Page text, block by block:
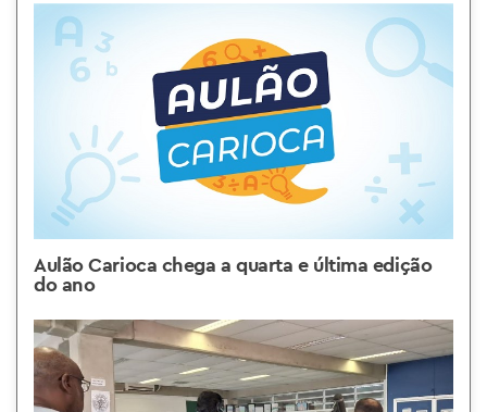
Aulão Carioca chega a quarta e última edição
do ano